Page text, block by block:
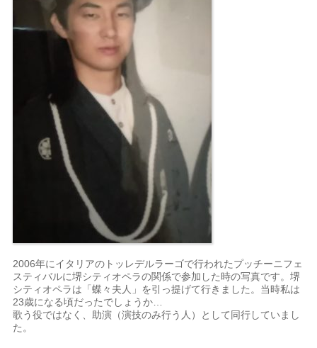
2006年にイタリアのトッレデルラーゴで行われたプッチーニフェ
スティバルに堺シティオペラの関係で参加した時の写真です。堺
シティオペラは「蝶々夫人」を引っ提げて行きました。当時私は
23歳になる頃だったでしょうか…
歌う役ではなく、助演（演技のみ行う人）として同行していまし
た。